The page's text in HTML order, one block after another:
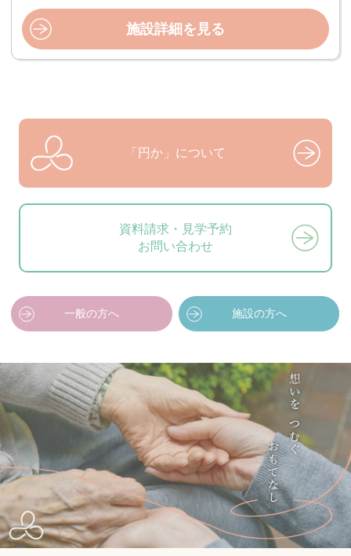
施設詳細を見る
「円か」について
資料請求・見学予約
お問い合わせ
一般の方へ 施設の方へ